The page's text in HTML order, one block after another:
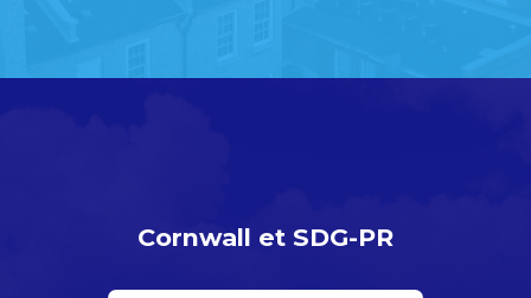
Cornwall et SDG-PR